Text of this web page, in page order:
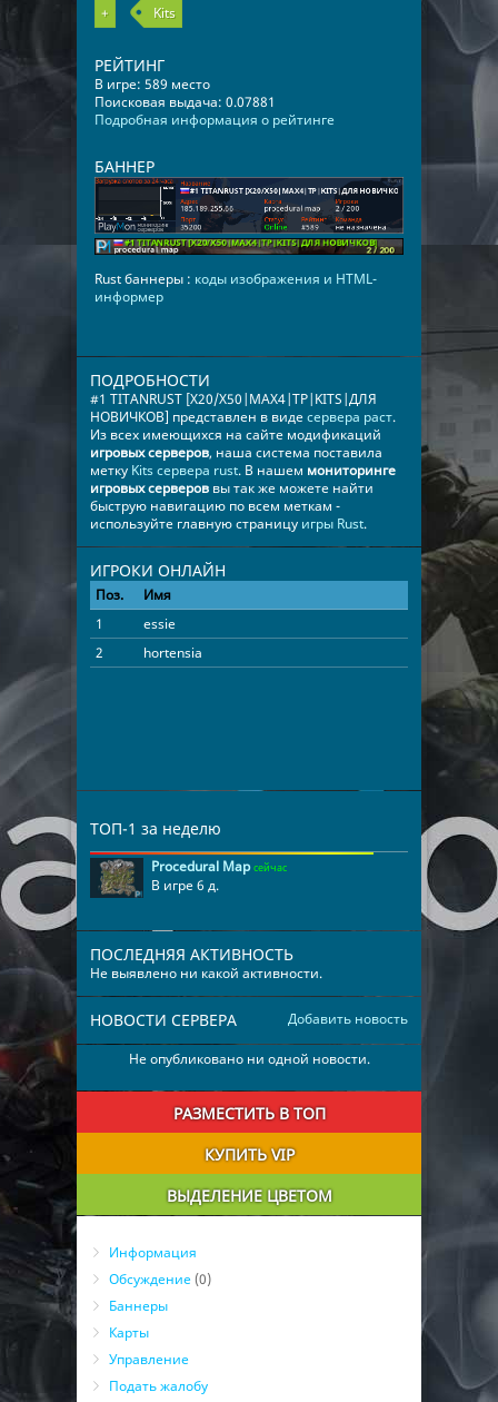
+ Kits
РЕЙТИНГ
В игре: 589 место
Поисковая выдача: 0.07881
Подробная информация о рейтинге
БАННЕР
Rust баннеры : коды изображения и HTML-
информер
ПОДРОБНОСТИ
#1 TITANRUST [X20/X50|MAX4|TP|KITS|ДЛЯ
НОВИЧКОВ] представлен в видесервера раст.
Из всех имеющихся на сайте модификаций
игровых серверов, наша система поставила
метку Kits сервера rust. В нашем мониторинге
игровых серверов вы так же можете найти
быструю навигацию по всем меткам -
используйте главную страницу игры Rust.
ИГРОКИ ОНЛАЙН
Поз. Имя
Время
1
essie
02:53:06
2
hortensia 00:25:13
ТОП-1 за неделю
Procedural Map сейчас
В игре 6 д.
ПОСЛЕДНЯЯ АКТИВНОСТЬ
Не выявлено ни какой активности.
Добавить новость
НОВОСТИ СЕРВЕРА
Не опубликовано ни одной новости.
РАЗМЕСТИТЬ В ТОП
КУПИТЬ VIP
ВЫДЕЛЕНИЕ ЦВЕТОМ
Информация
Обсуждение (0)
Баннеры
Карты
Управление
Подать жалобу